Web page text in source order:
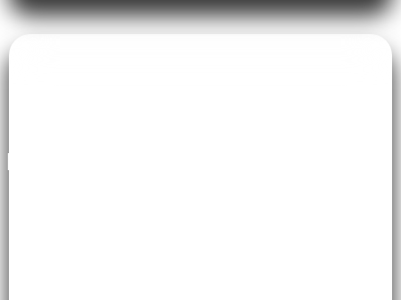
Interior Pondok Pesantren